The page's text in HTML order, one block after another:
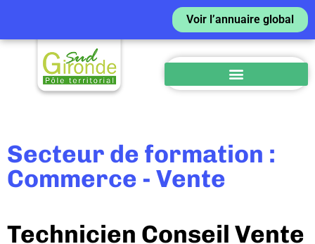
Voir l’annuaire global
Secteur de formation :
Commerce - Vente
Technicien Conseil Vente